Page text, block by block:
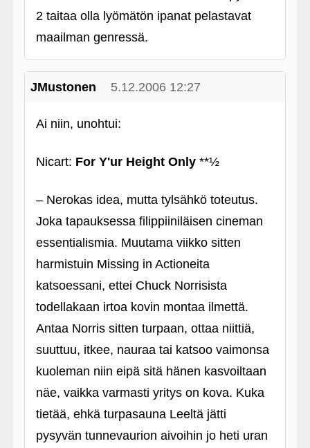
2 taitaa olla lyömätön ipanat pelastavat
maailman genressä.
JMustonen 5.12.2006 12:27
Ai niin, unohtui:
Nicart: For Y'ur Height Only**½
– Nerokas idea, mutta tylsähkö toteutus.
Joka tapauksessa filippiiniläisen cineman
essentialismia. Muutama viikko sitten
harmistuin Missing in Actioneita
katsoessani, ettei Chuck Norrisista
todellakaan irtoa kovin montaa ilmettä.
Antaa Norris sitten turpaan, ottaa niittiä,
suuttuu, itkee, nauraa tai katsoo vaimonsa
kuoleman niin eipä sitä hänen kasvoiltaan
näe, vaikka varmasti yritys on kova. Kuka
tietää, ehkä turpasauna Leeltä jätti
pysyvän tunnevaurion aivoihin jo heti uran